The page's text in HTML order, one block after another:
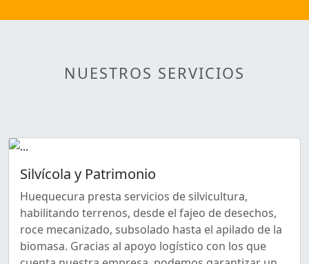
NUESTROS SERVICIOS
Silvícola y Patrimonio
Huequecura presta servicios de silvicultura,
habilitando terrenos, desde el fajeo de desechos,
roce mecanizado, subsolado hasta el apilado de la
biomasa. Gracias al apoyo logístico con los que